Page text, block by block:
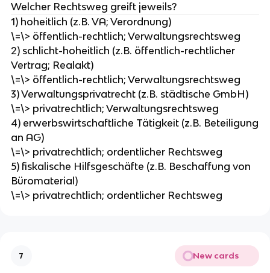
Welcher Rechtsweg greift jeweils?
1) hoheitlich (z.B. VA; Verordnung)
\=\> öffentlich-rechtlich; Verwaltungsrechtsweg
2) schlicht-hoheitlich (z.B. öffentlich-rechtlicher
Vertrag; Realakt)
\=\> öffentlich-rechtlich; Verwaltungsrechtsweg
3) Verwaltungsprivatrecht (z.B. städtische GmbH)
\=\> privatrechtlich; Verwaltungsrechtsweg
4) erwerbswirtschaftliche Tätigkeit (z.B. Beteiligung
an AG)
\=\> privatrechtlich; ordentlicher Rechtsweg
5) fiskalische Hilfsgeschäfte (z.B. Beschaffung von
Büromaterial)
\=\> privatrechtlich; ordentlicher Rechtsweg
7 New cards